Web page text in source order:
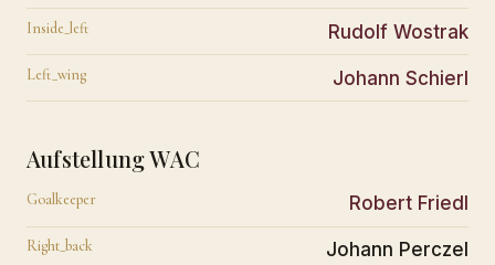
Inside_left Rudolf Wostrak
Left_wing Johann Schierl
Aufstellung WAC
Goalkeeper Robert Friedl
Right_back Johann Perczel